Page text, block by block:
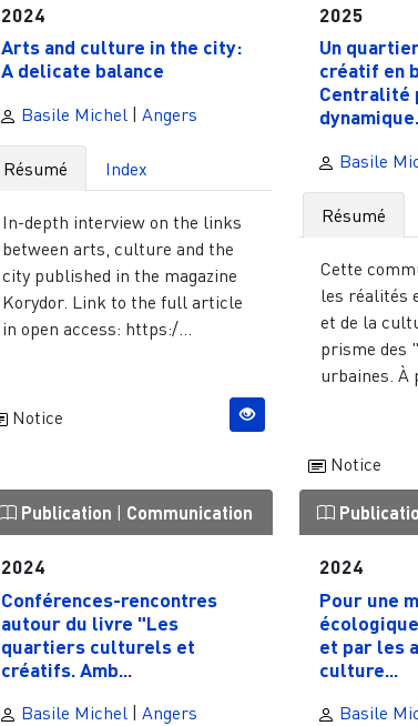
2024
Arts and culture in the city:
A delicate balance
Basile Michel Angers
Résumé Index
In-depth interview on the links
between arts, culture and the
city published in the magazine
Korydor. Link to the full article
in open access: https:/...
Notice
2025
Un
créatif en
Centralité
Basile
Résumé
Cette
les réalités
et de la
prisme des
urbaines. À
Notice
Publication Communication
2024
Conférences-rencontres
autour du livre "Les
quartiers culturels et
créatifs. Amb...
Basile Michel Angers
2024
Pour une
et par les
culture...
Basile